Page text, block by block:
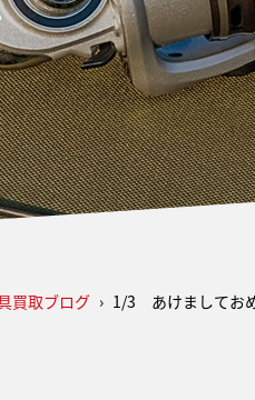
買取ブログ › 1/3 あけましてお